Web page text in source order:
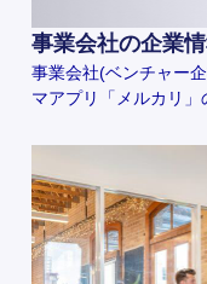
事業会社の企業
事業会社(ベンチャー
マアプリ「メルカリ